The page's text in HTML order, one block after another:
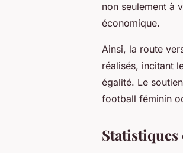
non seulement à
économique.
Ainsi, la route
réalisés, incitant
égalité. Le
football féminin
Statistiques